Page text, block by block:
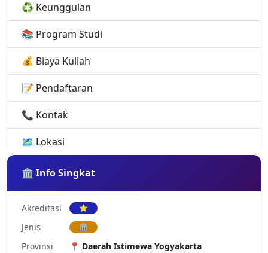
♻️ Keunggulan
📚 Program Studi
💰 Biaya Kuliah
📝 Pendaftaran
📞 Kontak
🗺️ Lokasi
🏛️ Info Singkat
Akreditasi ⭐
Jenis 🏛️
Provinsi 📍 Daerah Istimewa Yogyakarta